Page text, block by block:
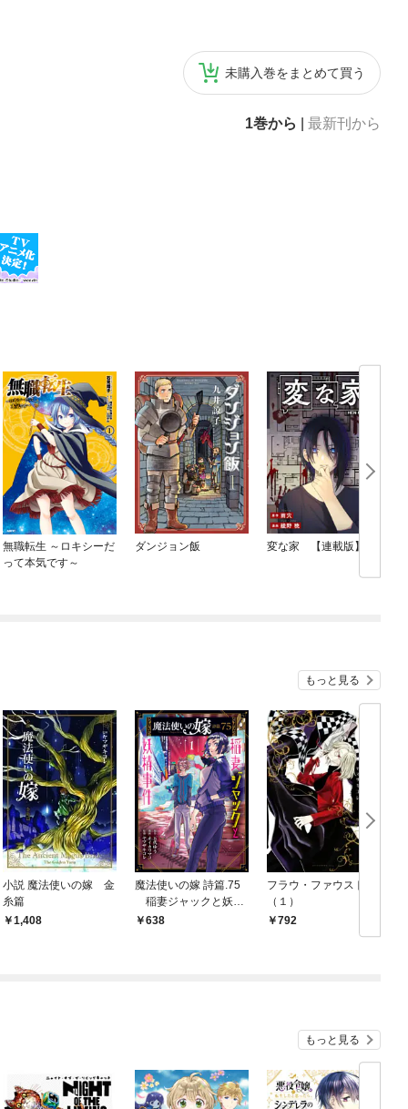
未購入巻をまとめて買う
1巻から 最新刊から
無職転生 ～ロキシーだ
って本気です～
ダンジョン飯 変な家 【連載版】
もっと見る
小説 魔法使いの嫁 金
糸篇
1,408
魔法使いの嫁 詩篇.75
稲妻ジャックと妖精
事件 1巻
638
フラウ・ファウスト
（１）
792
もっと見る